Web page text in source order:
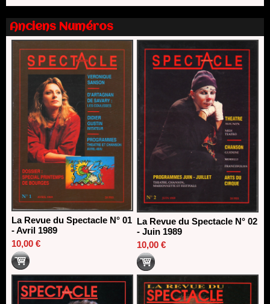
direction du Théâtre de Gennevilliers - CDN
13/06/2026
Dispositif SACD Auteurs d'espaces : les lauréats 2026
18/03/2026
Anciens Numéros
La Revue du Spectacle N° 01
- Avril 1989
10,00 €
La Revue du Spectacle N° 02
- Juin 1989
10,00 €